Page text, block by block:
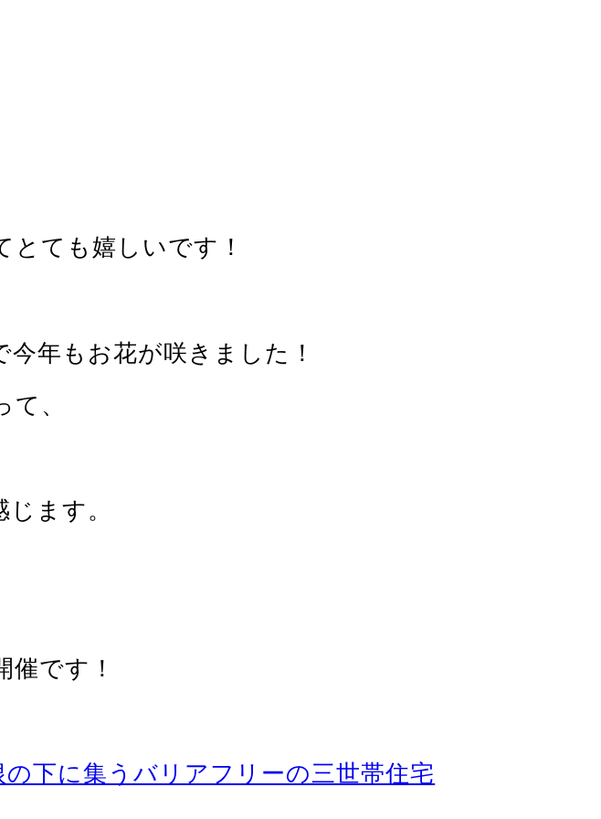
ても嬉しいです！
年もお花が咲きました！
、
ます。
です！
下に集うバリアフリーの三世帯住宅